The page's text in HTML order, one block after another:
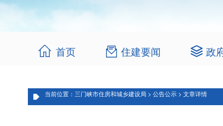
首页 住建要闻 政
当前位置：三门峡市住房和城乡建设局 > 公告公示 > 文章详情